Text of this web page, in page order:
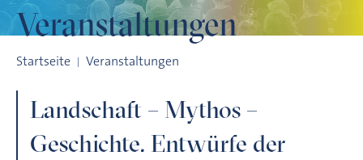
Veranstaltungen
Startseite Veranstaltungen
Landschaft – Mythos –
Geschichte. Entwürfe der